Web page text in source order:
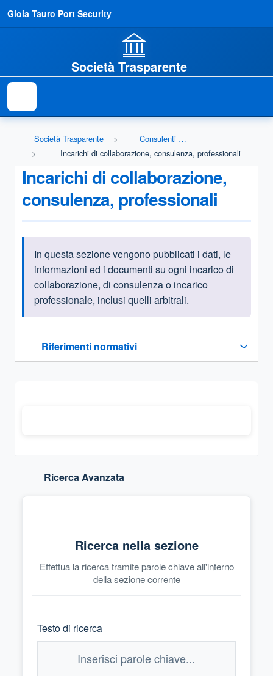
Gioia Tauro Port Security
Società Trasparente
Società Trasparente
Consulenti e collaboratori
Incarichi di collaborazione, consulenza, professionali
Incarichi di collaborazione,
consulenza, professionali
Informazioni introduttive
In questa sezione vengono pubblicati i dati, le
informazioni ed i documenti su ogni incarico di
collaborazione, di consulenza o incarico
professionale, inclusi quelli arbitrali.
Riferimenti normativi
Sezione compressa
Ricerca Avanzata
Ricerca nella sezione
Effettua la ricerca tramite parole chiave all'interno
della sezione corrente
Testo di ricerca